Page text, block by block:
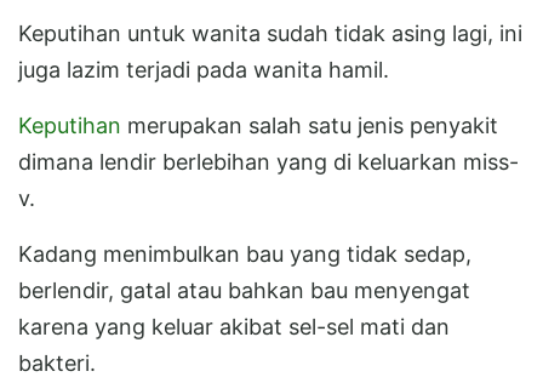
Keputihan untuk wanita sudah tidak asing lagi, ini
juga lazim terjadi pada wanita hamil.
Keputihan merupakan salah satu jenis penyakit
dimana lendir berlebihan yang di keluarkan miss-
v.
Kadang menimbulkan bau yang tidak sedap,
berlendir, gatal atau bahkan bau menyengat
karena yang keluar akibat sel-sel mati dan
bakteri.